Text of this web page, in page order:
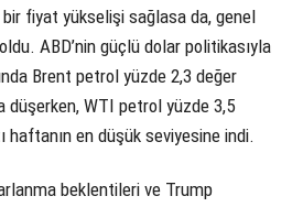
bir fiyat yükselişi sağlasa da, genel
ABD’nin güçlü dolar politikasıyla
Brent petrol yüzde 2,3 değer
düşerken, WTI petrol yüzde 3,5
haftanın en düşük seviyesine indi.
beklentileri ve Trump